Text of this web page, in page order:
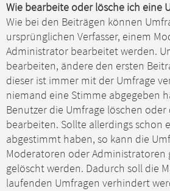
Wie bearbeite oder lösche ich eine
Wie bei den Beiträgen können
ursprünglichen Verfasser, einem
Administrator bearbeitet werden.
bearbeiten, ändere den ersten
dieser ist immer mit der Umfrage
niemand eine Stimme abgegeben
Benutzer die Umfrage löschen
bearbeiten. Sollte allerdings schon
abgestimmt haben, so kann die
Moderatoren oder Administratoren
gelöscht werden. Dadurch soll die
laufenden Umfragen verhindert